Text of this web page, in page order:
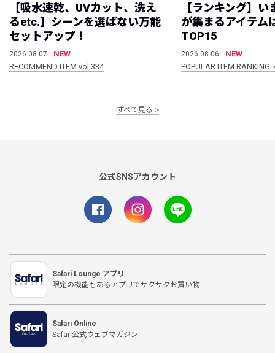
【吸水速乾、UVカット、洗え
るetc.】シーンを選ばない万能
セットアップ！
2026.08.07
NEW
RECOMMEND ITEM vol.334
【ランキング】
が集まるアイテム
TOP15
2026.08.06
NEW
POPULAR ITEM
すべて見る
公式SNSアカウント
Safari Lounge アプリ
限定の機能もあるアプリでサクサクお買い物
Safari Online
Safari公式ウェブマガジン